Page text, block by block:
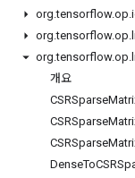
org.tensorflow.op.
org.tensorflow.op.
org.tensorflow.op.
개요
CSRSparse
CSRSparse
CSRSparse
DenseTo